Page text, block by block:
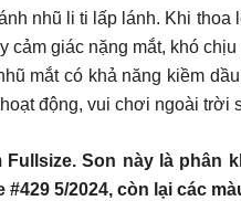
nhũ li ti lấp lánh. Khi
giác nặng mắt, khó
mắt có khả năng kiềm
động, vui chơi ngoài
Son này là phân
5/2024, còn lại các